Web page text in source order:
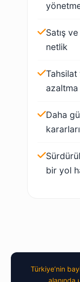
Satış
netlik
Daha
kararları
bir yol
Türkiye’nin